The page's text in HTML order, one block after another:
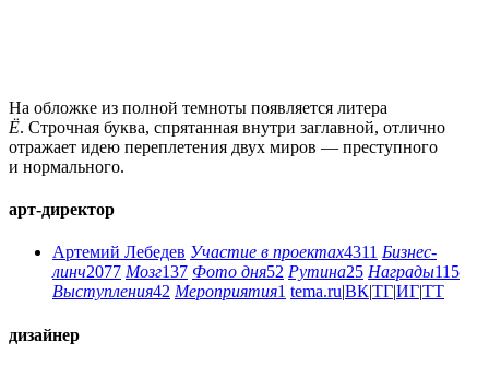
На обложке из полной темноты появляется литера
Ё. Строчная буква, спрятанная внутри заглавной, отлично
отражает идею переплетения двух миров — преступного
и нормального.
арт-директор
Артемий Лебедев Участие в проектах4311 Бизнес-
линч2077 Мозг137 Фото дня52 Рутина25 Награды115
Выступления42 Мероприятия1 tema.ru|ВК|ТГ|ИГ|ТТ
дизайнер